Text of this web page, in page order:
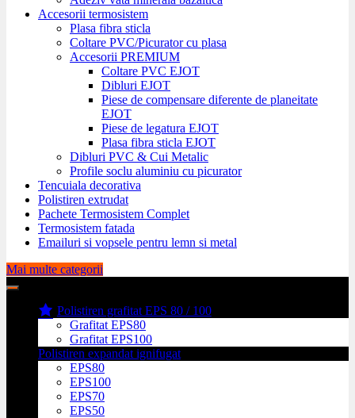
Accesorii termosistem
Plasa fibra sticla
Coltare PVC/Picurator cu plasa
Accesorii PREMIUM
Coltare PVC EJOT
Dibluri EJOT
Piese de compensare diferente de planeitate
EJOT
Piese de legatura EJOT
Plasa fibra sticla EJOT
Dibluri PVC & Cui Metalic
Profile soclu aluminiu cu picurator
Tencuiala decorativa
Polistiren extrudat
Pachete Termosistem Complet
Termosistem fatada
Emailuri si vopsele pentru lemn si metal
Mai multe categorii
Polistiren grafitat EPS 80 / 100
Grafitat EPS80
Grafitat EPS100
Polistiren expandat ignifugat
EPS80
EPS100
EPS70
EPS50